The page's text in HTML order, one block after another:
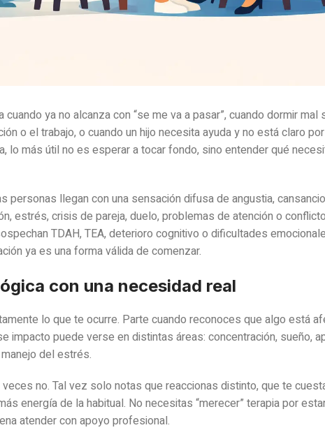
ya no alcanza con “se me va a pasar”, cuando dormir mal
o el trabajo, o cuando un hijo necesita ayuda y no está claro
lo más útil no es esperar a tocar fondo, sino entender qué
personas llegan con una sensación difusa de angustia,
estrés, crisis de pareja, duelo, problemas de atención o
TDAH, TEA, deterioro cognitivo o dificultades
ya es una forma válida de comenzar.
con una necesidad real
lo que te ocurre. Parte cuando reconoces que algo está
impacto puede verse en distintas áreas: concentración, sueño,
del estrés.
no. Tal vez solo notas que reaccionas distinto, que te
energía de la habitual. No necesitas “merecer” terapia por
atender con apoyo profesional.